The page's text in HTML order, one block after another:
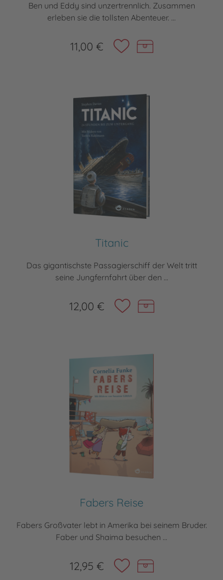
Ben und Eddy sind unzertrennlich. Zusammen
erleben sie die tollsten Abenteuer. ...
11,00 €
Titanic
Das gigantischste Passagierschiff der Welt tritt
seine Jungfernfahrt über den ...
12,00 €
Fabers Reise
Fabers Großvater lebt in Amerika bei seinem Bruder.
Faber und Shaima besuchen ...
12,95 €